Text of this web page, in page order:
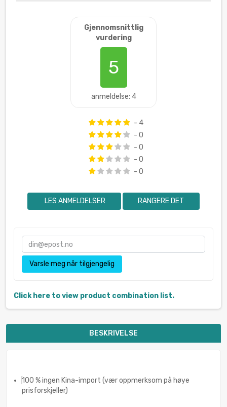
Gjennomsnittlig
vurdering
5
anmeldelse: 4
- 4
- 0
- 0
- 0
- 0
LES ANMELDELSER RANGERE DET
Varsle meg når tilgjengelig
Click here to view product combination list.
BESKRIVELSE
100 % ingen Kina-import (vær oppmerksom på høye
prisforskjeller)